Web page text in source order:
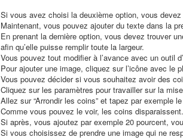
Si vous avez choisi la deuxième option, vous
Maintenant, vous pouvez ajouter du texte dans la
En prenant la dernière option, vous devez trouver
afin qu’elle puisse remplir toute la largeur.
Vous pouvez tout modifier à l’avance avec un outil
Pour ajouter une image, cliquez sur l’icône avec le
Vous pouvez décider si vous souhaitez avoir des
Cliquez sur les paramètres pour travailler sur la
Allez sur “Arrondir les coins” et tapez par exemple
Comme vous pouvez le voir, les coins disparaissent.
Si après, vous ajoutez par exemple 20 pourcent,
Si vous choisissez de prendre une image qui ne